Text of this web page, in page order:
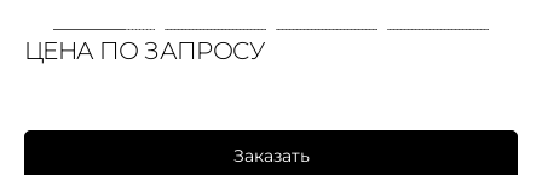
ЦЕНА ПО ЗАПРОСУ
Заказать